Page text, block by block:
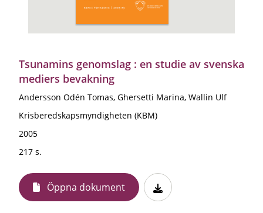
Tsunamins genomslag : en studie av svenska
mediers bevakning
Andersson Odén Tomas, Ghersetti Marina, Wallin Ulf
Krisberedskapsmyndigheten (KBM)
2005
217 s.
Öppna dokument